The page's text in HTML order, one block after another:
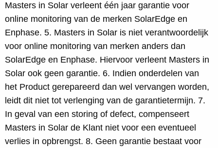
Masters in Solar verleent één jaar garantie voor
online monitoring van de merken SolarEdge en
Enphase. 5. Masters in Solar is niet verantwoordelijk
voor online monitoring van merken anders dan
SolarEdge en Enphase. Hiervoor verleent Masters in
Solar ook geen garantie. 6. Indien onderdelen van
het Product gerepareerd dan wel vervangen worden,
leidt dit niet tot verlenging van de garantietermijn. 7.
In geval van een storing of defect, compenseert
Masters in Solar de Klant niet voor een eventueel
verlies in opbrengst. 8. Geen garantie bestaat voor